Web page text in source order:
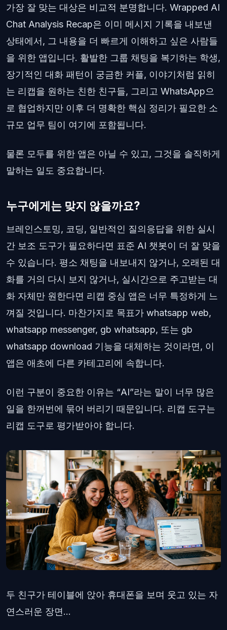
가장 잘 맞는 대상은 비교적 분명합니다. Wrapped AI
Chat Analysis Recap은 이미 메시지 기록을 내보낸
상태에서, 그 내용을 더 빠르게 이해하고 싶은 사람들
을 위한 앱입니다. 활발한 그룹 채팅을 복기하는 학생,
장기적인 대화 패턴이 궁금한 커플, 이야기처럼 읽히
는 리캡을 원하는 친한 친구들, 그리고 WhatsApp으
로 협업하지만 이후 더 명확한 핵심 정리가 필요한 소
규모 업무 팀이 여기에 포함됩니다.
물론 모두를 위한 앱은 아닐 수 있고, 그것을 솔직하게
말하는 일도 중요합니다.
누구에게는 맞지 않을까요?
브레인스토밍, 코딩, 일반적인 질의응답을 위한 실시
간 보조 도구가 필요하다면 표준 AI 챗봇이 더 잘 맞을
수 있습니다. 평소 채팅을 내보내지 않거나, 오래된 대
화를 거의 다시 보지 않거나, 실시간으로 주고받는 대
화 자체만 원한다면 리캡 중심 앱은 너무 특정하게 느
껴질 것입니다. 마찬가지로 목표가 whatsapp web,
whatsapp messenger, gb whatsapp, 또는 gb
whatsapp download 기능을 대체하는 것이라면, 이
앱은 애초에 다른 카테고리에 속합니다.
이런 구분이 중요한 이유는 “AI”라는 말이 너무 많은
일을 한꺼번에 묶어 버리기 때문입니다. 리캡 도구는
리캡 도구로 평가받아야 합니다.
두 친구가 테이블에 앉아 휴대폰을 보며 웃고 있는 자
연스러운 장면...